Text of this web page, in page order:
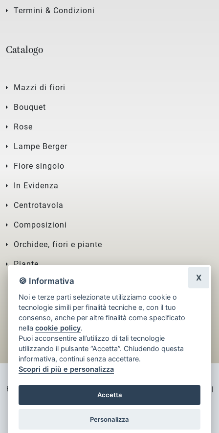
Termini & Condizioni
Catalogo
Mazzi di fiori
Bouquet
Rose
Lampe Berger
Fiore singolo
In Evidenza
Centrotavola
Composizioni
Orchidee, fiori e piante
Piante
Bottaini Emilia s.n.c di Stefanelli R e C. | Via Pietro Canneti, 1 | 48121 |
© 2026 Infoser - Creato col ♥ a Firenze. Tutti i diritti riservati.
🍪 Informativa
Noi e terze parti selezionate utilizziamo cookie o
tecnologie simili per finalità tecniche e, con il tuo
consenso, anche per altre finalità come specificato
nellacookie policy.
Puoi acconsentire all’utilizzo di tali tecnologie
utilizzando il pulsante “Accetta”. Chiudendo questa
informativa, continui senza accettare.
Scopri di più e personalizza
Accetta
Personalizza
X